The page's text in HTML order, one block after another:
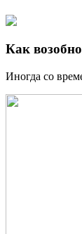
Как
Иногда со